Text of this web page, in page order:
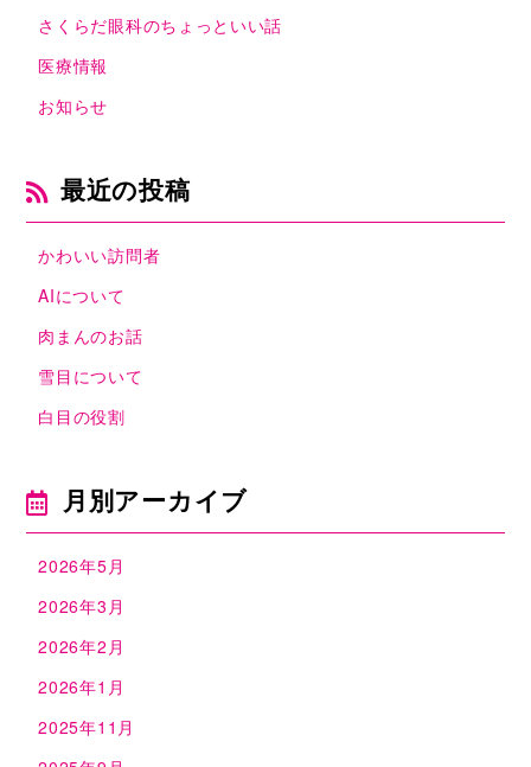
さくらだ眼科のちょっといい話
医療情報
お知らせ
最近の投稿
かわいい訪問者
AIについて
肉まんのお話
雪目について
白目の役割
月別アーカイブ
2026年5月
2026年3月
2026年2月
2026年1月
2025年11月